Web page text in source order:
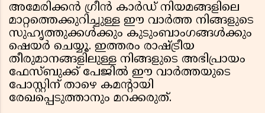
അമേരിക്കൻ ഗ്രീൻ കാർഡ് നിയമങ്ങളിലെ
മാറ്റത്തെക്കുറിച്ചുള്ള ഈ വാർത്ത നിങ്ങളുടെ
സുഹൃത്തുക്കൾക്കും കുടുംബാംഗങ്ങൾക്കും
ഷെയർ ചെയ്യൂ. ഇത്തരം രാഷ്ട്രീയ
തീരുമാനങ്ങളിലുള്ള നിങ്ങളുടെ അഭിപ്രായം
ഫേസ്ബുക്ക് പേജിൽ ഈ വാർത്തയുടെ
പോസ്റ്റിന് താഴെ കമന്റായി
രേഖപ്പെടുത്താനും മറക്കരുത്.